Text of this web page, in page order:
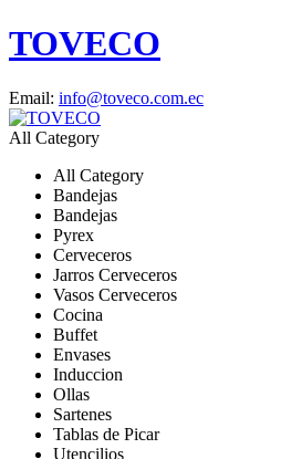
TOVECO
Email: info@toveco.com.ec
All Category
All Category
Bandejas
Bandejas
Pyrex
Cerveceros
Jarros Cerveceros
Vasos Cerveceros
Cocina
Buffet
Envases
Induccion
Ollas
Sartenes
Tablas de Picar
Utencilios